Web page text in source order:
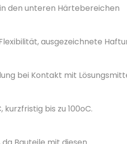
den unteren Härtebereichen
ausgezeichnete
bei Kontakt mit
bis zu 100oC.